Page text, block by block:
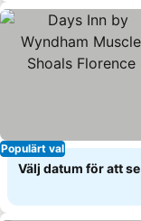
Populärt val
Välj datum för att